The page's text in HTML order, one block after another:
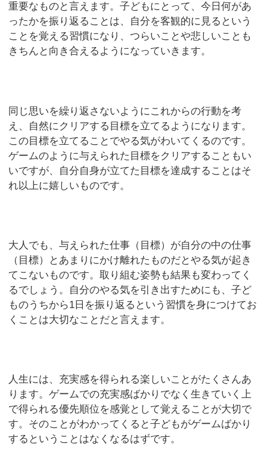
重要なものと言えます。子どもにとって、今日何があ
ったかを振り返ることは、自分を客観的に見るという
ことを覚える習慣になり、つらいことや悲しいことも
きちんと向き合えるようになっていきます。
同じ思いを繰り返さないようにこれからの行動を考
え、自然にクリアする目標を立てるようになります。
この目標を立てることでやる気がわいてくるのです。
ゲームのように与えられた目標をクリアすることもい
いですが、自分自身が立てた目標を達成することはそ
れ以上に嬉しいものです。
大人でも、与えられた仕事（目標）が自分の中の仕事
（目標）とあまりにかけ離れたものだとやる気が起き
てこないものです。取り組む姿勢も結果も変わってく
るでしょう。自分のやる気を引き出すためにも、子ど
ものうちから1日を振り返るという習慣を身につけてお
くことは大切なことだと言えます。
人生には、充実感を得られる楽しいことがたくさんあ
ります。ゲームでの充実感ばかりでなく生きていく上
で得られる優先順位を感覚として覚えることが大切で
す。そのことがわかってくると子どもがゲームばかり
するということはなくなるはずです。